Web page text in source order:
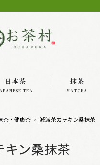
日本茶
TEA
抹茶
MATCHA
茶・健康茶 減減茶カテキン桑抹茶
キン桑抹茶